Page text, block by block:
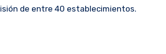
de entre 40 establecimientos.